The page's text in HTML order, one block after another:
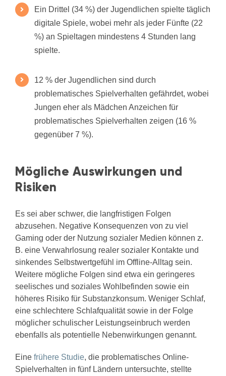
Ein Drittel (34 %) der Jugendlichen spielte täglich
digitale Spiele, wobei mehr als jeder Fünfte (22
%) an Spieltagen mindestens 4 Stunden lang
spielte.
12 % der Jugendlichen sind durch
problematisches Spielverhalten gefährdet, wobei
Jungen eher als Mädchen Anzeichen für
problematisches Spielverhalten zeigen (16 %
gegenüber 7 %).
Mögliche Auswirkungen und
Risiken
Es sei aber schwer, die langfristigen Folgen
abzusehen. Negative Konsequenzen von zu viel
Gaming oder der Nutzung sozialer Medien können z.
B. eine Verwahrlosung realer sozialer Kontakte und
sinkendes Selbstwertgefühl im Offline-Alltag sein.
Weitere mögliche Folgen sind etwa ein geringeres
seelisches und soziales Wohlbefinden sowie ein
höheres Risiko für Substanzkonsum. Weniger Schlaf,
eine schlechtere Schlafqualität sowie in der Folge
möglicher schulischer Leistungseinbruch werden
ebenfalls als potentielle Nebenwirkungen genannt.
Eine frühere Studie, die problematisches Online-
Spielverhalten in fünf Ländern untersuchte, stellte